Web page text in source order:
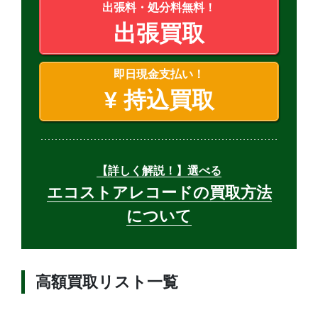
出張料・処分料無料！
出張買取
即日現金支払い！
¥持込買取
【詳しく解説！】選べる
エコストアレコードの買取方法
について
高額買取リスト一覧